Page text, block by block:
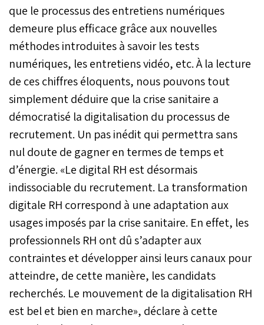
que le processus des entretiens numériques
demeure plus efficace grâce aux nouvelles
méthodes introduites à savoir les tests
numériques, les entretiens vidéo, etc. À la lecture
de ces chiffres éloquents, nous pouvons tout
simplement déduire que la crise sanitaire a
démocratisé la digitalisation du processus de
recrutement. Un pas inédit qui permettra sans
nul doute de gagner en termes de temps et
d’énergie. «Le digital RH est désormais
indissociable du recrutement. La transformation
digitale RH correspond à une adaptation aux
usages imposés par la crise sanitaire. En effet, les
professionnels RH ont dû s’adapter aux
contraintes et développer ainsi leurs canaux pour
atteindre, de cette manière, les candidats
recherchés. Le mouvement de la digitalisation RH
est bel et bien en marche», déclare à cette